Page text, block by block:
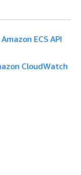
ECS API
CloudWatch